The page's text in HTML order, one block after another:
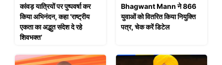
कांवड़ यात्रियों पर पुष्पवर्षा कर
किया अभिनंदन, कहा ‘राष्ट्रीय
एकता का अद्भुत संदेश दे रहे
शिवभक्त’
Bhagwant Mann ने 866
युवाओं को वितरित किया नियुक्ति
पत्र, चेक करें डिटेल